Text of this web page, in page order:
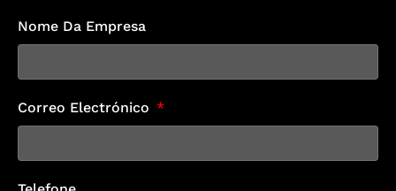
Nome Da Empresa
Correo Electrónico